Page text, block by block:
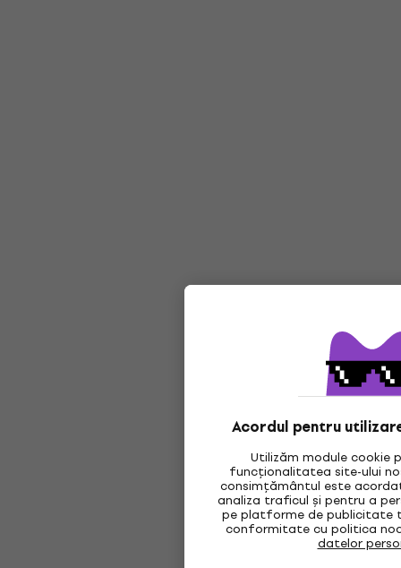
Acordul pentru
Utilizăm module cookie
funcționalitatea site-ului
consimțământul este
analiza traficul și pentru a
pe platforme de publicitate
conformitate cu politica
datelor